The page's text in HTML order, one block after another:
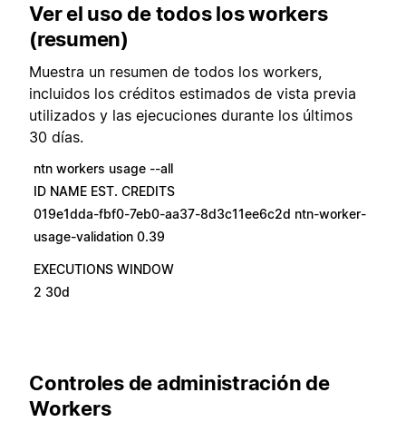
Ver el uso de todos los workers
(resumen)
Muestra un resumen de todos los workers,
incluidos los créditos estimados de vista previa
utilizados y las ejecuciones durante los últimos
30 días.
ntn workers usage --all
ID NAME EST. CREDITS
019e1dda-fbf0-7eb0-aa37-8d3c11ee6c2d ntn-worker-
usage-validation 0.39
EXECUTIONS WINDOW
2 30d
Controles de administración de
Workers